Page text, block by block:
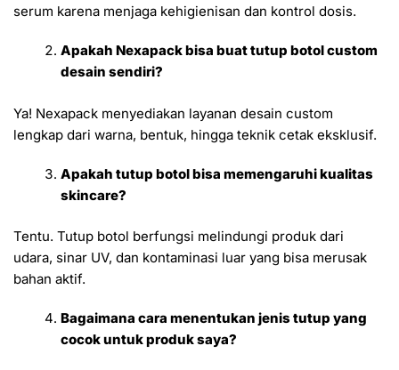
serum karena menjaga kehigienisan dan kontrol dosis.
Apakah Nexapack bisa buat tutup botol custom
desain sendiri?
Ya! Nexapack menyediakan layanan desain custom
lengkap dari warna, bentuk, hingga teknik cetak eksklusif.
Apakah tutup botol bisa memengaruhi kualitas
skincare?
Tentu. Tutup botol berfungsi melindungi produk dari
udara, sinar UV, dan kontaminasi luar yang bisa merusak
bahan aktif.
Bagaimana cara menentukan jenis tutup yang
cocok untuk produk saya?